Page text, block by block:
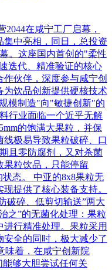
在咸宁工厂启幕，
集中亮相，同日，总投资
。这座国内首创的"柔性
迭代、精准验证的核心
伙伴，深度参与咸宁创
为饮品创新提供硬核技术
模制造"向"敏捷创新"的
面临一个近乎无解
的饱满大果粒，并保
极易导致果粒破碎、口
且零防腐剂，又对杀菌
果粒饮品，只能停留
态。 中亚的8x8果粒无
提供了核心装备支持。
破碎、低剪切输送”两大
之”的无菌化处理：果粒
行精准处理。果粒采用
全的同时，极大减少了
着，在咸宁创新院
能够大胆尝试任何关